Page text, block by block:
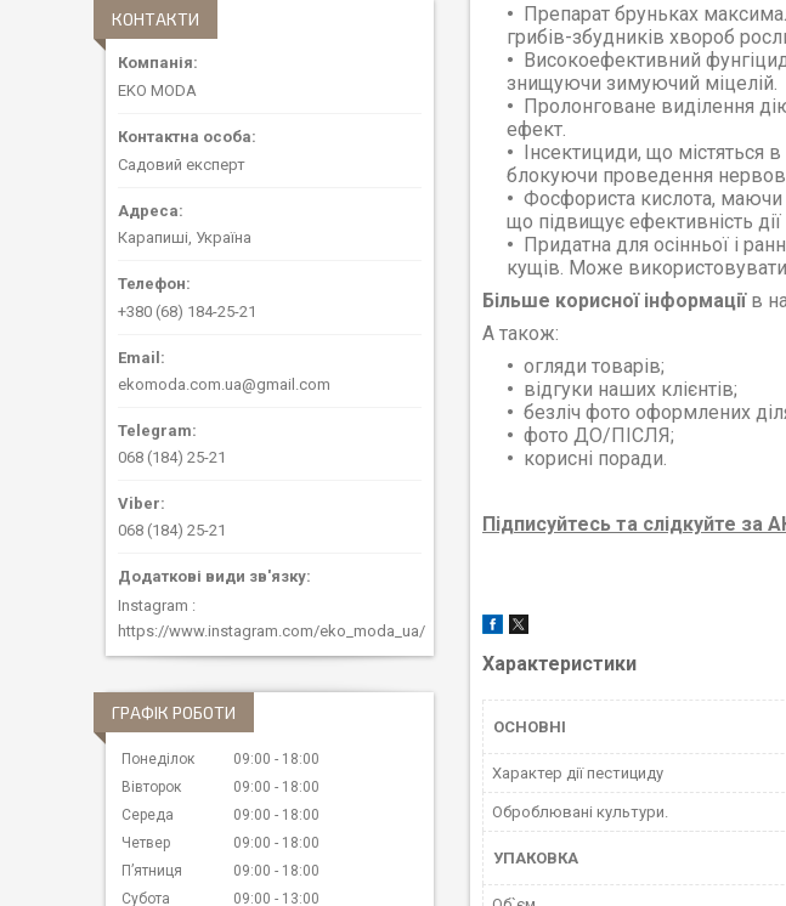
Препарат бруньках
грибів-збудників хвороб
Високоефективний
знищуючи зимуючий міцелій.
Пролонговане виділення
ефект.
Інсектициди, що містяться
блокуючи проведення
Фосфориста кислота,
що підвищує ефективність
Придатна для осінньої і
кущів. Може
Більше корисної інформаціїв
А також:
огляди товарів;
відгуки наших клієнтів;
безліч фото оформлених
фото ДО/ПІСЛЯ;
корисні поради.
Підписуйтесь та слідкуйте
Характеристики
ОСНОВНІ
Характер дії пестициду
Оброблювані культури.
УПАКОВКА
КОНТАКТИ
EKO MODA
Садовий експерт
Карапиші, Україна
+380 (68) 184-25-21
ekomoda.com.ua@gmail.com
068 (184) 25-21
068 (184) 25-21
Instagram
https://www.instagram.com/eko_moda_ua/
ГРАФІК РОБОТИ
Понеділок 09:00
18:00
Вівторок
09:00
18:00
Середа
09:00
18:00
Четвер
09:00
18:00
Пʼятниця
09:00
18:00
Субота
09:00 13:00